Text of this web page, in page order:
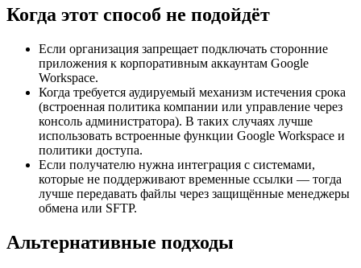
Когда этот способ не подойдёт
Если организация запрещает подключать сторонние
приложения к корпоративным аккаунтам Google
Workspace.
Когда требуется аудируемый механизм истечения срока
(встроенная политика компании или управление через
консоль администратора). В таких случаях лучше
использовать встроенные функции Google Workspace и
политики доступа.
Если получателю нужна интеграция с системами,
которые не поддерживают временные ссылки — тогда
лучше передавать файлы через защищённые менеджеры
обмена или SFTP.
Альтернативные подходы